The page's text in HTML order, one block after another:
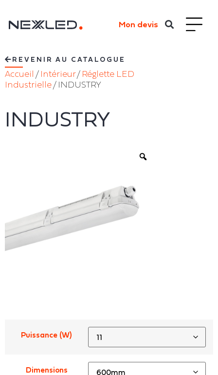
Mon devis
REVENIR AU CATALOGUE
Accueil / Intérieur/ Réglette LED
Industrielle / INDUSTRY
INDUSTRY
Puissance (W)
Dimensions